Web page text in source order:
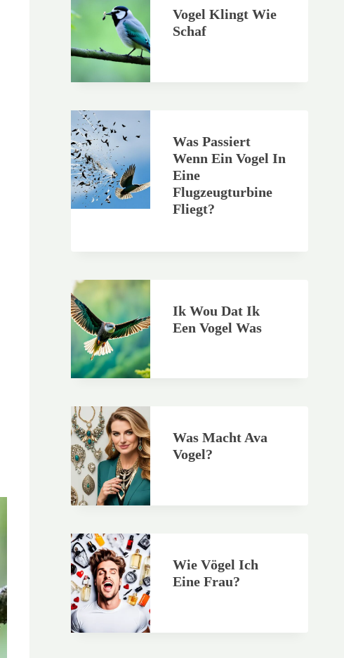
Vogel Klingt Wie
Schaf
Was Passiert
Wenn Ein Vogel In
Eine
Flugzeugturbine
Fliegt?
Ik Wou Dat Ik
Een Vogel Was
Was Macht Ava
Vogel?
Wie Vögel Ich
Eine Frau?